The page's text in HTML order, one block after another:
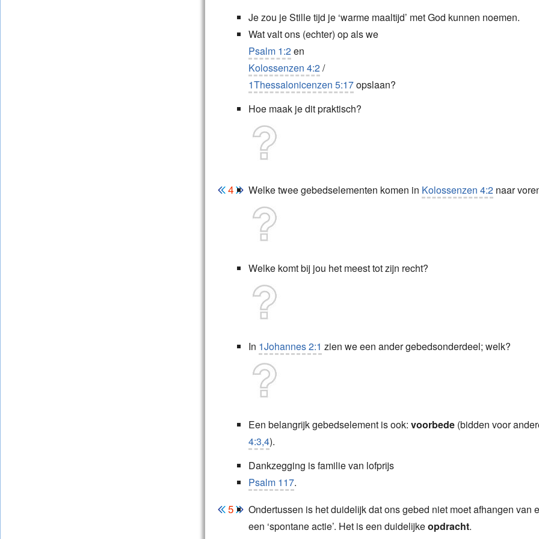
Je zou je Stille tijd je ‘warme maaltijd’ met God kunnen noemen.
Wat valt ons (echter) op als we
Psalm 1:2en
Kolossenzen 4:2/
1Thessalonicenzen 5:17opslaan?
Hoe maak je dit praktisch?
Welke twee gebedselementen komen in Kolossenzen 4:2 naar
Welke komt bij jou het meest tot zijn recht?
In 1Johannes 2:1 zien we een ander gebedsonderdeel; welk?
Een belangrijk gebedselement is ook: voorbede (bidden voor
4:3,4).
Dankzegging is familie van lofprijs
Psalm 117.
Ondertussen is het duidelijk dat ons gebed niet moet afhangen van
een ‘spontane actie’. Het is een duidelijkeopdracht.